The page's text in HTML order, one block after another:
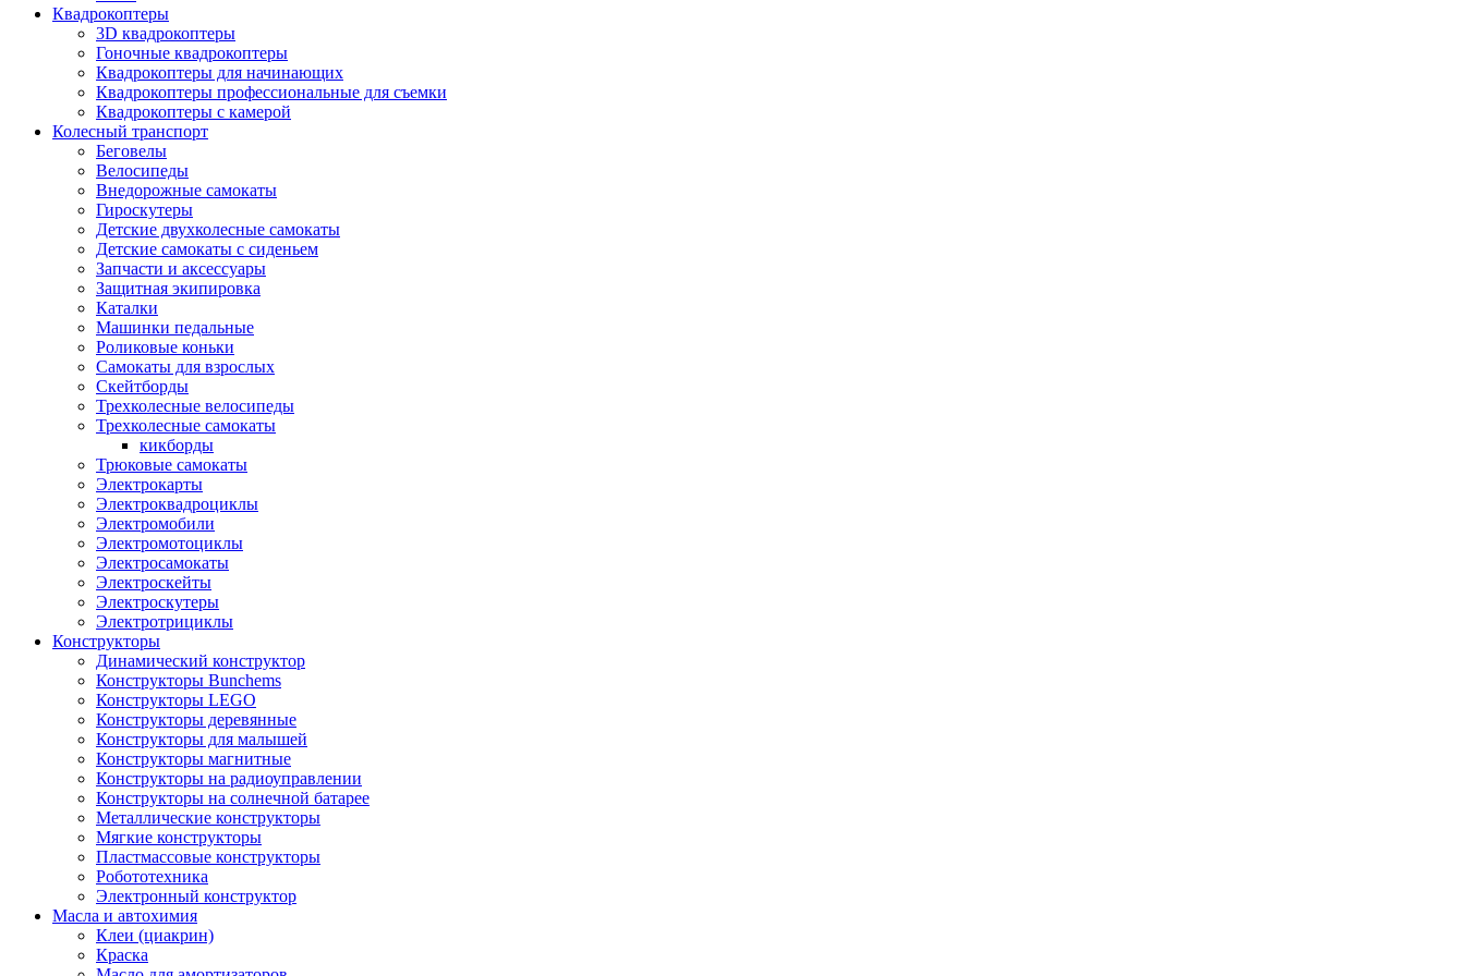
Квадрокоптеры
3D квадрокоптеры
Гоночные квадрокоптеры
Квадрокоптеры для начинающих
Квадрокоптеры профессиональные для съемки
Квадрокоптеры с камерой
Колесный транспорт
Беговелы
Велосипеды
Внедорожные самокаты
Гироскутеры
Детские двухколесные самокаты
Детские самокаты с сиденьем
Запчасти и аксессуары
Защитная экипировка
Каталки
Машинки педальные
Роликовые коньки
Самокаты для взрослых
Скейтборды
Трехколесные велосипеды
Трехколесные самокаты
кикборды
Трюковые самокаты
Электрокарты
Электроквадроциклы
Электромобили
Электромотоциклы
Электросамокаты
Электроскейты
Электроскутеры
Электротрициклы
Конструкторы
Динамический конструктор
Конструкторы Bunchems
Конструкторы LEGO
Конструкторы деревянные
Конструкторы для малышей
Конструкторы магнитные
Конструкторы на радиоуправлении
Конструкторы на солнечной батарее
Металлические конструкторы
Мягкие конструкторы
Пластмассовые конструкторы
Робототехника
Электронный конструктор
Масла и автохимия
Клеи (циакрин)
Краска